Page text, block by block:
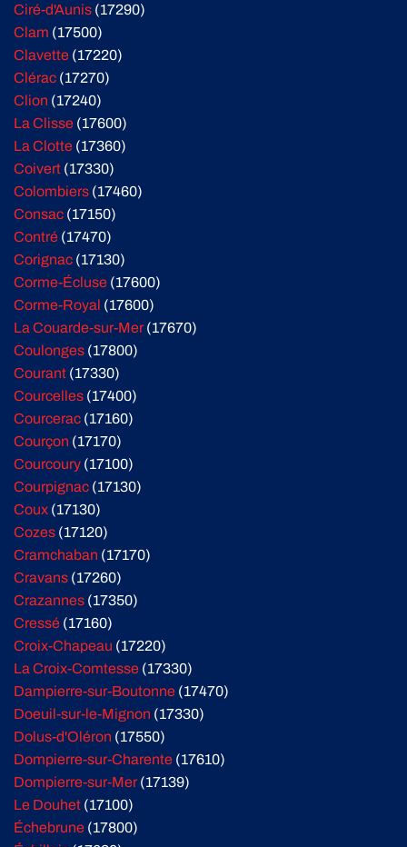
Ciré-d'Aunis (17290)
Clam (17500)
Clavette (17220)
Clérac (17270)
Clion (17240)
La Clisse (17600)
La Clotte (17360)
Coivert (17330)
Colombiers (17460)
Consac (17150)
Contré (17470)
Corignac (17130)
Corme-Écluse (17600)
Corme-Royal (17600)
La Couarde-sur-Mer(17670)
Coulonges (17800)
Courant (17330)
Courcelles (17400)
Courcerac (17160)
Courçon (17170)
Courcoury (17100)
Courpignac (17130)
Coux (17130)
Cozes (17120)
Cramchaban (17170)
Cravans (17260)
Crazannes (17350)
Cressé (17160)
Croix-Chapeau (17220)
La Croix-Comtesse (17330)
Dampierre-sur-Boutonne (17470)
Doeuil-sur-le-Mignon (17330)
Dolus-d'Oléron (17550)
Dompierre-sur-Charente (17610)
Dompierre-sur-Mer(17139)
Le Douhet (17100)
Échebrune (17800)